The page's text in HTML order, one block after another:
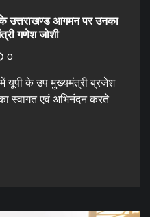
उत्तराखण्ड आगमन पर उनका
गणेश जोशी
0
में यूपी के उप मुख्यमंत्री ब्रजेश
स्वागत एवं अभिनंदन करते